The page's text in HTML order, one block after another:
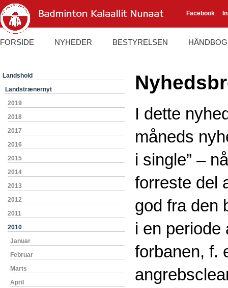
Facebook
FORSIDE NYHEDER BESTYRELSEN HÅNDBOG
Landshold
Landstrænernyt
2019
2018
2017
2016
2015
2014
2013
2012
2011
2010
Januar
Februar
Marts
April
I dette
måneds
i single” –
forreste del
god fra den
i en periode
forbanen, f.